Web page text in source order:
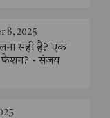
8, 2025
सही है? एक
फैशन? - संजय